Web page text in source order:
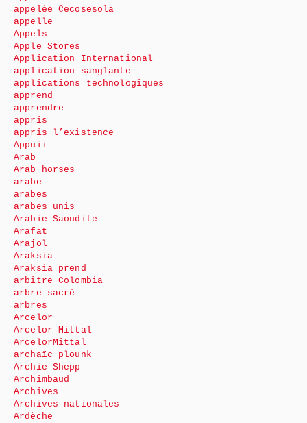
appelée Cecosesola
appelle
Appels
Apple Stores
Application International
application sanglante
applications technologiques
apprend
apprendre
appris
appris l’existence
Appuii
Arab
Arab horses
arabe
arabes
arabes unis
Arabie Saoudite
Arafat
Arajol
Araksia
Araksia prend
arbitre Colombia
arbre sacré
arbres
Arcelor
Arcelor Mittal
ArcelorMittal
archaïc plounk
Archie Shepp
Archimbaud
Archives
Archives nationales
Ardèche